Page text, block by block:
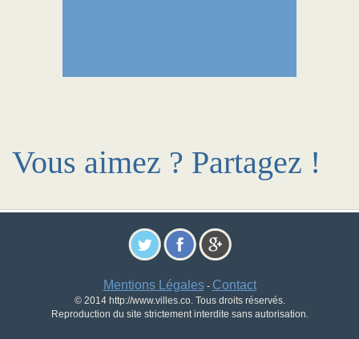
Vous aimez ? Partagez !
Mentions Légales- Contact
© 2014 http://www.villes.co. Tous droits réservés.
Reproduction du site strictement interdite sans autorisation.